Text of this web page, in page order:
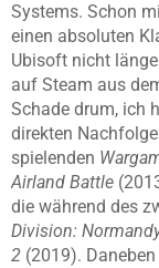
Systems. Schon
einen absoluten
Ubisoft nicht
auf Steam aus
Schade drum, ich
direkten
spielenden
Airland Battle
die während des
Division:
2 (2019).